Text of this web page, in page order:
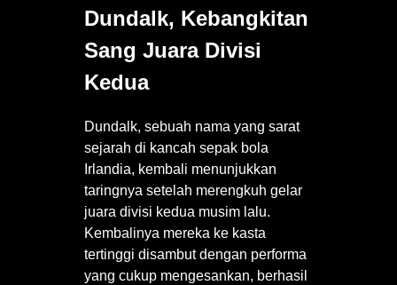
Dundalk, Kebangkitan
Sang Juara Divisi
Kedua
Dundalk, sebuah nama yang sarat
sejarah di kancah sepak bola
Irlandia, kembali menunjukkan
taringnya setelah merengkuh gelar
juara divisi kedua musim lalu.
Kembalinya mereka ke kasta
tertinggi disambut dengan performa
yang cukup mengesankan, berhasil